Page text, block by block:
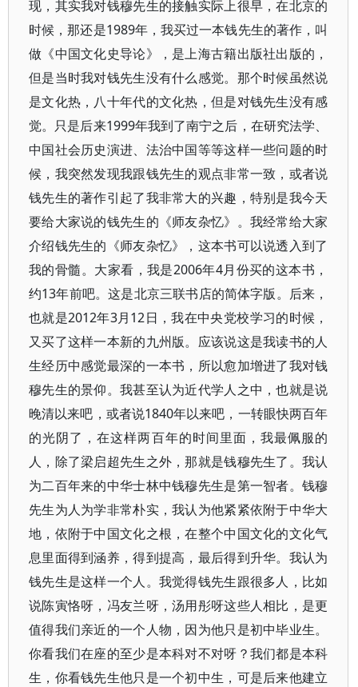
现，其实我对钱穆先生的接触实际上很早，在北京的
时候，那还是1989年，我买过一本钱先生的著作，叫
做《中国文化史导论》，是上海古籍出版社出版的，
但是当时我对钱先生没有什么感觉。那个时候虽然说
是文化热，八十年代的文化热，但是对钱先生没有感
觉。只是后来1999年我到了南宁之后，在研究法学、
中国社会历史演进、法治中国等等这样一些问题的时
候，我突然发现我跟钱先生的观点非常一致，或者说
钱先生的著作引起了我非常大的兴趣，特别是我今天
要给大家说的钱先生的《师友杂忆》。我经常给大家
介绍钱先生的《师友杂忆》，这本书可以说透入到了
我的骨髓。大家看，我是2006年4月份买的这本书，
约13年前吧。这是北京三联书店的简体字版。后来，
也就是2012年3月12日，我在中央党校学习的时候，
又买了这样一本新的九州版。应该说这是我读书的人
生经历中感觉最深的一本书，所以愈加增进了我对钱
穆先生的景仰。我甚至认为近代学人之中，也就是说
晚清以来吧，或者说1840年以来吧，一转眼快两百年
的光阴了，在这样两百年的时间里面，我最佩服的
人，除了梁启超先生之外，那就是钱穆先生了。我认
为二百年来的中华士林中钱穆先生是第一智者。钱穆
先生为人为学非常朴实，我认为他紧紧依附于中华大
地，依附于中国文化之根，在整个中国文化的文化气
息里面得到涵养，得到提高，最后得到升华。我认为
钱先生是这样一个人。我觉得钱先生跟很多人，比如
说陈寅恪呀，冯友兰呀，汤用彤呀这些人相比，是更
值得我们亲近的一个人物，因为他只是初中毕业生。
你看我们在座的至少是本科对不对呀？我们都是本科
生，你看钱先生他只是一个初中生，可是后来他建立